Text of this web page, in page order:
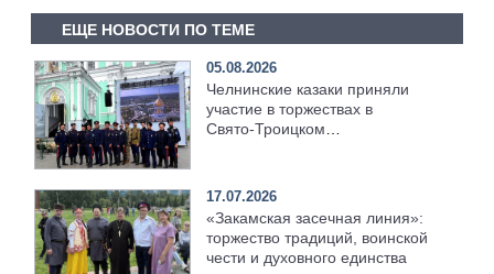
ЕЩЕ НОВОСТИ ПО ТЕМЕ
05.08.2026
Челнинские казаки приняли
участие в торжествах в
Свято‑Троицком
17.07.2026
«Закамская засечная линия»:
торжество традиций, воинской
чести и духовного единства